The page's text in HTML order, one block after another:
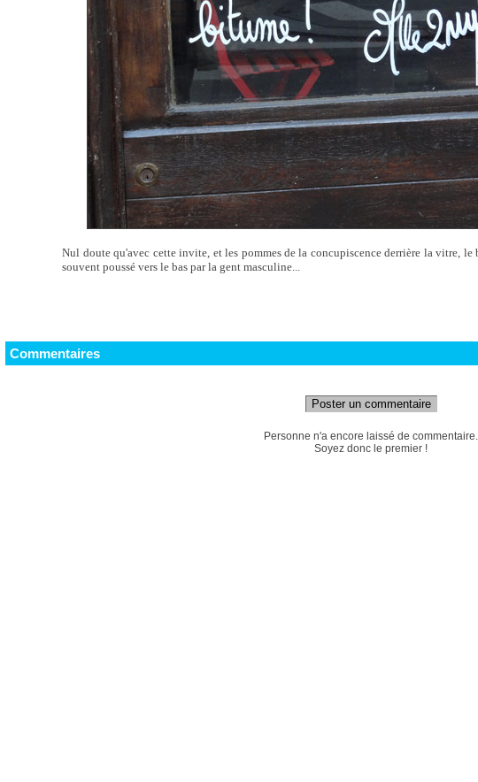
Nul doute qu'avec cette invite, et les pommes de la concupiscence derrière la vitre, le
souvent poussé vers le bas par la gent masculine...
Commentaires
Poster un commentaire
Personne n'a encore laissé de commentaire.
Soyez donc le premier !